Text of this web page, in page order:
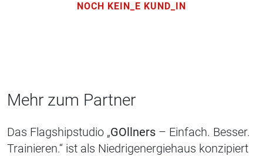
NOCH KEIN_E KUND_IN
Mehr zum Partner
Das Flagshipstudio „GOllners – Einfach. Besser.
Trainieren.“ ist als Niedrigenergiehaus konzipiert